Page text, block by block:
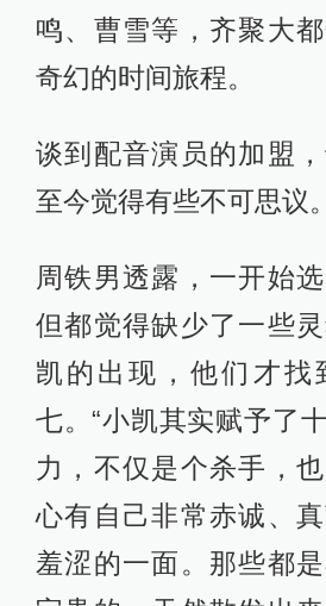
鸣、曹雪等，齐聚大
奇幻的时间旅程。​
谈到配音演员的加盟
至今觉得有些不可思议。
周铁男透露，一开始
但都觉得缺少了一些
凯的出现，他们才找
七。“小凯其实赋予了
力，不仅是个杀手，
心有自己非常赤诚、
羞涩的一面。那些都